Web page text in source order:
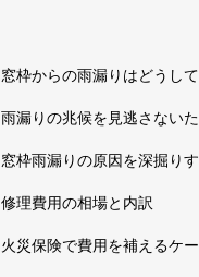
窓枠からの雨漏りはどうし
雨漏りの兆候を見逃さない
窓枠雨漏りの原因を深掘り
修理費用の相場と内訳
火災保険で費用を補えるケ